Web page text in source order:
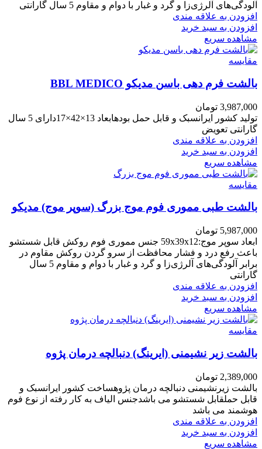
آلودگی‌های آلرژی‌زا و گرد و غبار با دوام و مقاوم 5 سال گارانتی
افزودن به علاقه مندی
افزودن به سبد خرید
مشاهده سریع
مقایسه
بالشت فرم دهی باسن مدیکو BBL MEDICO
3,987,000 تومان
تولید کشور ایرانسبک و قابل حمل بودهابعاد 13×42×17دارای 5 سال
گارانتی تعویض
افزودن به علاقه مندی
افزودن به سبد خرید
مشاهده سریع
مقایسه
بالشت طبی مموری فوم موج بزرگ (سوپر موج) مدیکو
5,987,000 تومان
ابعاد سوپر موج:59x39x12 جنس مموری فوم روکش قابل شستشو
باعث رفع درد و فشار محافظت از سرو گردن روکش مقاوم در
برابر آلودگی‌های آلرژی‌زا و گرد و غبار با دوام و مقاوم 5 سال
گارانتی
افزودن به علاقه مندی
افزودن به سبد خرید
مشاهده سریع
مقایسه
بالشت زیر نشیمنی (ایرینگ) دنبالچه درمان پژوه
2,389,000 تومان
بالشت زیرنشیمنی دنبالچه درمان پژوهساخت کشور ایرانسبک و
قابل حملقابل شستشو می باشدجنس الیاف به کار رفته از نوع فوم
هوشمند می باشد
افزودن به علاقه مندی
افزودن به سبد خرید
مشاهده سریع